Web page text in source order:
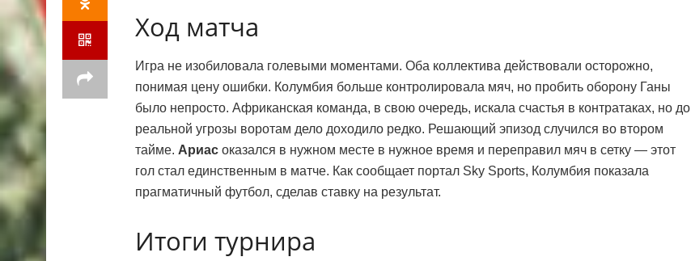
Ход матча
Игра не изобиловала голевыми моментами. Оба коллектива действовали осторожно,
понимая цену ошибки. Колумбия больше контролировала мяч, но пробить оборону Ганы
было непросто. Африканская команда, в свою очередь, искала счастья в контратаках, но до
реальной угрозы воротам дело доходило редко. Решающий эпизод случился во втором
тайме. Ариас оказался в нужном месте в нужное время и переправил мяч в сетку — этот
гол стал единственным в матче. Как сообщает портал Sky Sports, Колумбия показала
прагматичный футбол, сделав ставку на результат.
Итоги турнира